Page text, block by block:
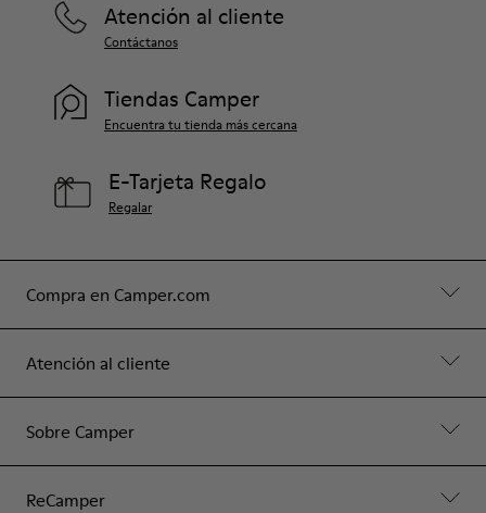
Compra en Camper.com
Atención al cliente
Sobre Camper
ReCamper
Atención al cliente
Contáctanos
Tiendas Camper
Encuentra tu tienda más cercana
E-Tarjeta Regalo
Regalar